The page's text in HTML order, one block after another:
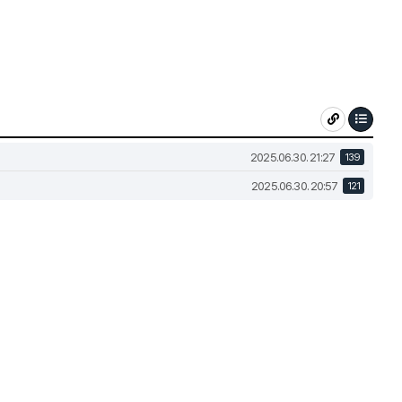
2025.06.30. 21:27 139
2025.06.30. 20:57 121